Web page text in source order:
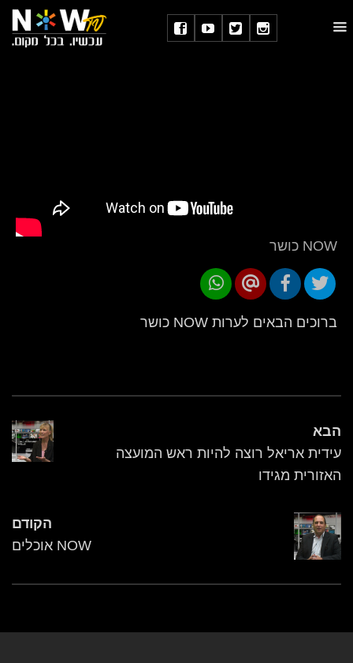
NOW כושר
ברוכים הבאים לערות NOW כושר
הבא
עידית אריאל רוצה להיות ראש המועצה
האזורית מגידו
הקודם
NOW אוכלים